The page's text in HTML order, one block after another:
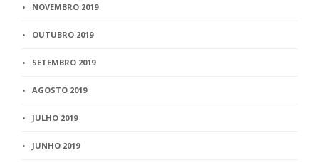
NOVEMBRO 2019
OUTUBRO 2019
SETEMBRO 2019
AGOSTO 2019
JULHO 2019
JUNHO 2019